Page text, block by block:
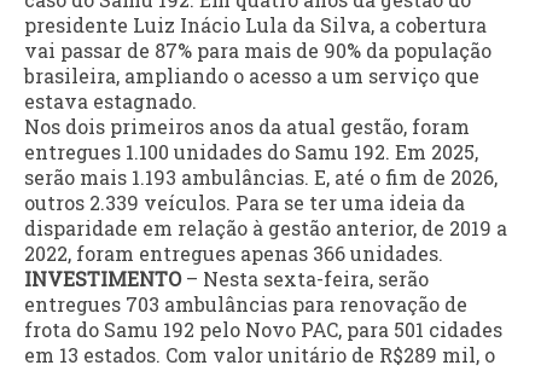
presidente Luiz Inácio Lula da Silva, a cobertura
vai passar de 87% para mais de 90% da população
brasileira, ampliando o acesso a um serviço que
estava estagnado.
Nos dois primeiros anos da atual gestão, foram
entregues 1.100 unidades do Samu 192. Em 2025,
serão mais 1.193 ambulâncias. E, até o fim de 2026,
outros 2.339 veículos. Para se ter uma ideia da
disparidade em relação à gestão anterior, de 2019 a
2022, foram entregues apenas 366 unidades.
INVESTIMENTO– Nesta sexta-feira, serão
entregues 703 ambulâncias para renovação de
frota do Samu 192 pelo Novo PAC, para 501 cidades
em 13 estados. Com valor unitário de R$289 mil, o